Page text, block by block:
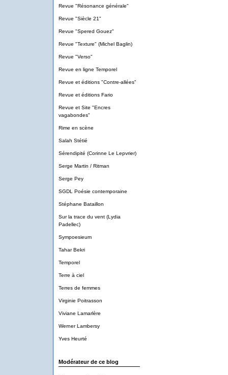
Revue "Résonance générale"
Revue "Siècle 21"
Revue "Spered Gouez"
Revue "Texture" (Michel Baglin)
Revue "Verso"
Revue en ligne Temporel
Revue et éditions "Contre-allées"
Revue et éditions Fario
Revue et Site "Encres
vagabondes"
Rime en scène
Salah Stétié
Sérendipité (Corinne Le Lepvrier)
Serge Martin / Ritman
Serge Pey
SGDL Poésie contemporaine
Stéphane Bataillon
Sur la trace du vent (Lydia
Padellec)
Sympoesieum
Tahar Bekri
Temporel
Terre à ciel
Terres de femmes
Virginie Poitrasson
Viviane Lamarlère
Werner Lambersy
Yves Heurté
Modérateur de ce blog